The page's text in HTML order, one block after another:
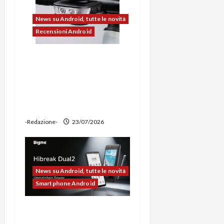
o News su Android, tutte le novità
Recensioni Android
-Redazione- 23/07/2026
News su Android, tutte le novità
Smartphone Android